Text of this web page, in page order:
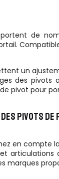
de
un
des
pivot pour
PIVOTS DE
en
de
marques